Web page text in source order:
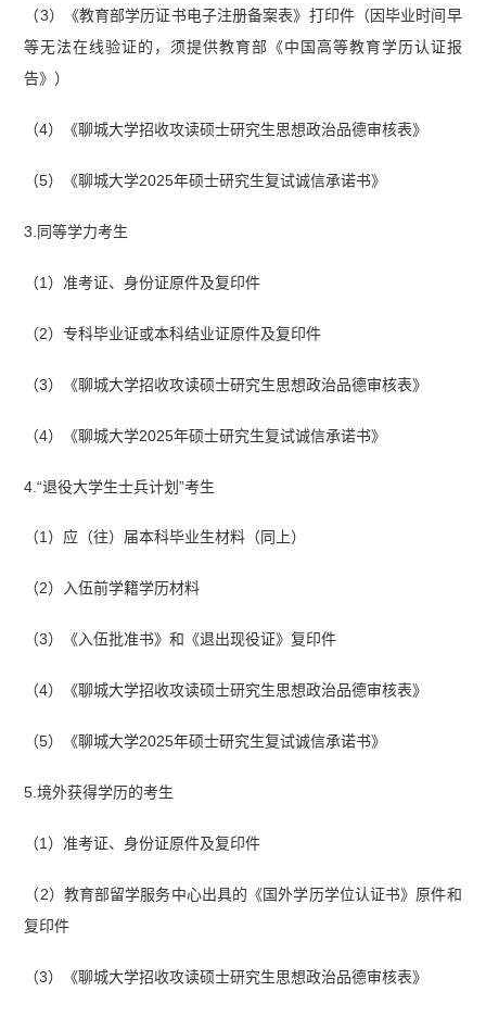
（3）《教育部学历证书电子注册备案表》打印件（因毕业时间早
等无法在线验证的，须提供教育部《中国高等教育学历认证报
告》）
（4）《聊城大学招收攻读硕士研究生思想政治品德审核表》
（5）《聊城大学2025年硕士研究生复试诚信承诺书》
3.同等学力考生
（1）准考证、身份证原件及复印件
（2）专科毕业证或本科结业证原件及复印件
（3）《聊城大学招收攻读硕士研究生思想政治品德审核表》
（4）《聊城大学2025年硕士研究生复试诚信承诺书》
4.“退役大学生士兵计划”考生
（1）应（往）届本科毕业生材料（同上）
（2）入伍前学籍学历材料
（3）《入伍批准书》和《退出现役证》复印件
（4）《聊城大学招收攻读硕士研究生思想政治品德审核表》
（5）《聊城大学2025年硕士研究生复试诚信承诺书》
5.境外获得学历的考生
（1）准考证、身份证原件及复印件
（2）教育部留学服务中心出具的《国外学历学位认证书》原件和
复印件
（3）《聊城大学招收攻读硕士研究生思想政治品德审核表》